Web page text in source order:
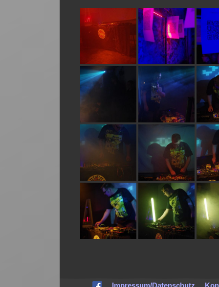
1 / 20 2 / 20
6 / 20 7 / 20
11 / 20 12 / 20